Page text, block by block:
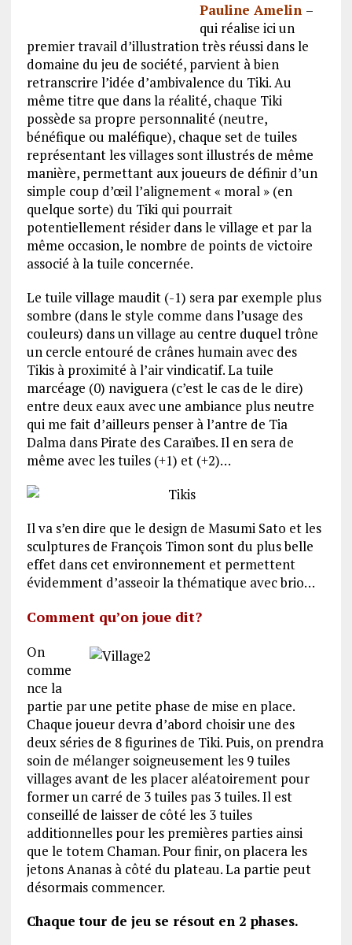
Pauline Amelin –
qui réalise ici un
premier travail d’illustration très réussi dans le
domaine du jeu de société, parvient à bien
retranscrire l’idée d’ambivalence du Tiki. Au
même titre que dans la réalité, chaque Tiki
possède sa propre personnalité (neutre,
bénéfique ou maléfique), chaque set de tuiles
représentant les villages sont illustrés de même
manière, permettant aux joueurs de définir d’un
simple coup d’œil l’alignement « moral » (en
quelque sorte) du Tiki qui pourrait
potentiellement résider dans le village et par la
même occasion, le nombre de points de victoire
associé à la tuile concernée.
Le tuile village maudit (-1) sera par exemple plus
sombre (dans le style comme dans l’usage des
couleurs) dans un village au centre duquel trône
un cercle entouré de crânes humain avec des
Tikis à proximité à l’air vindicatif. La tuile
marcéage (0) naviguera (c’est le cas de le dire)
entre deux eaux avec une ambiance plus neutre
qui me fait d’ailleurs penser à l’antre de Tia
Dalma dans Pirate des Caraïbes. Il en sera de
même avec les tuiles (+1) et (+2)…
Il va s’en dire que le design de Masumi Sato et les
sculptures de François Timon sont du plus belle
effet dans cet environnement et permettent
évidemment d’asseoir la thématique avec brio…
Comment qu’on joue dit?
On
comme
nce la
partie par une petite phase de mise en place.
Chaque joueur devra d’abord choisir une des
deux séries de 8 figurines de Tiki. Puis, on prendra
soin de mélanger soigneusement les 9 tuiles
villages avant de les placer aléatoirement pour
former un carré de 3 tuiles pas 3 tuiles. Il est
conseillé de laisser de côté les 3 tuiles
additionnelles pour les premières parties ainsi
que le totem Chaman. Pour finir, on placera les
jetons Ananas à côté du plateau. La partie peut
désormais commencer.
Chaque tour de jeu se résout en 2 phases.